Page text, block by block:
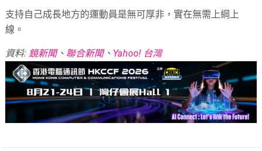
支持自己成長地方的運動員是無可厚非，實在無需上綱上
線。
資料: 鏡新聞、 聯合新聞、 Yahoo! 台灣